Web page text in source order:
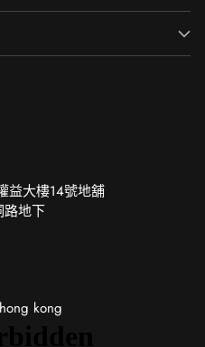
益大樓14號地舖
路地下
kong